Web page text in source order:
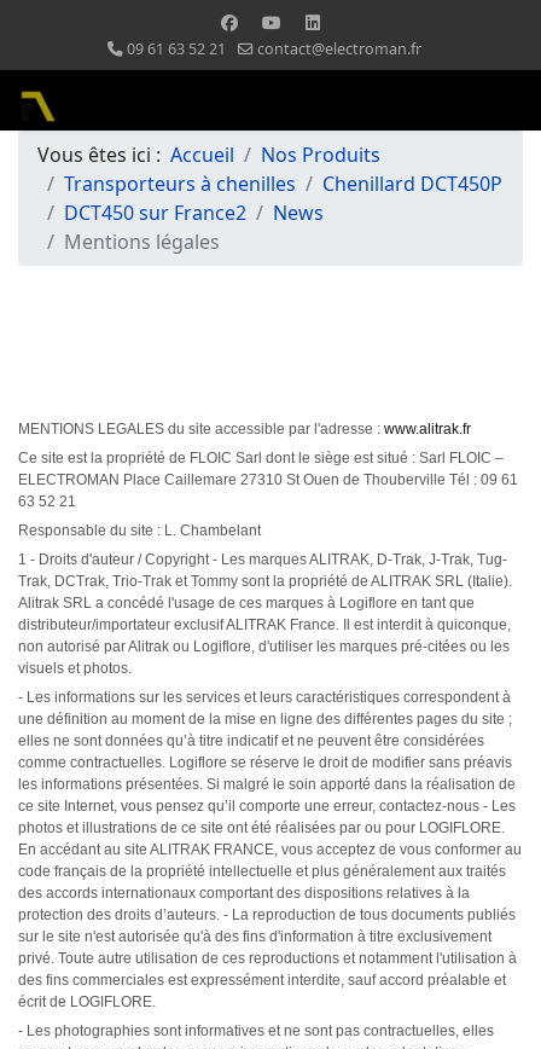
09 61 63 52 21 contact@electroman.fr
Vous êtes ici : Accueil
Nos Produits
Transporteurs à chenilles
Chenillard DCT450P
DCT450 sur France2
News
Mentions légales
MENTIONS LEGALES du site accessible par l'adresse : www.alitrak.fr
Ce site est la propriété de FLOIC Sarl dont le siège est situé : Sarl FLOIC –
ELECTROMAN Place Caillemare 27310 St Ouen de Thouberville Tél : 09 61
63 52 21
Responsable du site : L. Chambelant
1 - Droits d'auteur / Copyright - Les marques ALITRAK, D-Trak, J-Trak, Tug-
Trak, DCTrak, Trio-Trak et Tommy sont la propriété de ALITRAK SRL (Italie).
Alitrak SRL a concédé l'usage de ces marques à Logiflore en tant que
distributeur/importateur exclusif ALITRAK France. Il est interdit à quiconque,
non autorisé par Alitrak ou Logiflore, d'utiliser les marques pré-citées ou les
visuels et photos.
- Les informations sur les services et leurs caractéristiques correspondent à
une définition au moment de la mise en ligne des différentes pages du site ;
elles ne sont données qu’à titre indicatif et ne peuvent être considérées
comme contractuelles. Logiflore se réserve le droit de modifier sans préavis
les informations présentées. Si malgré le soin apporté dans la réalisation de
ce site Internet, vous pensez qu’il comporte une erreur, contactez-nous - Les
photos et illustrations de ce site ont été réalisées par ou pour LOGIFLORE.
En accédant au site ALITRAK FRANCE, vous acceptez de vous conformer au
code français de la propriété intellectuelle et plus généralement aux traités
des accords internationaux comportant des dispositions relatives à la
protection des droits d’auteurs. - La reproduction de tous documents publiés
sur le site n'est autorisée qu'à des fins d'information à titre exclusivement
privé. Toute autre utilisation de ces reproductions et notamment l'utilisation à
des fins commerciales est expressément interdite, sauf accord préalable et
écrit de LOGIFLORE.
- Les photographies sont informatives et ne sont pas contractuelles, elles